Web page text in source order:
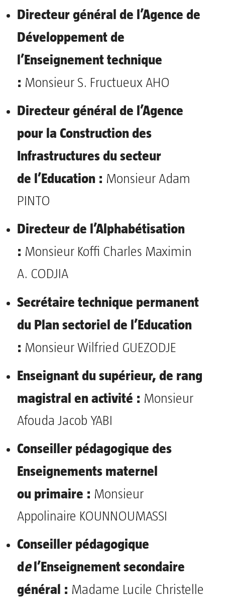
Directeur général de l’Agence de
Développement de
l’Enseignement technique
: Monsieur S. Fructueux AHO
Directeur général de l’Agence
pour la Construction des
Infrastructures du secteur
de l’Education : Monsieur Adam
PINTO
Directeur de l’Alphabétisation
: Monsieur Koffi Charles Maximin
A. CODJIA
Secrétaire technique permanent
du Plan sectoriel de l’Education
: Monsieur Wilfried GUEZODJE
Enseignant du supérieur, de rang
magistral en activité : Monsieur
Afouda Jacob YABI
Conseiller pédagogique des
Enseignements maternel
ou primaire : Monsieur
Appolinaire KOUNNOUMASSI
Conseiller pédagogique
del’Enseignement secondaire
général : Madame Lucile Christelle